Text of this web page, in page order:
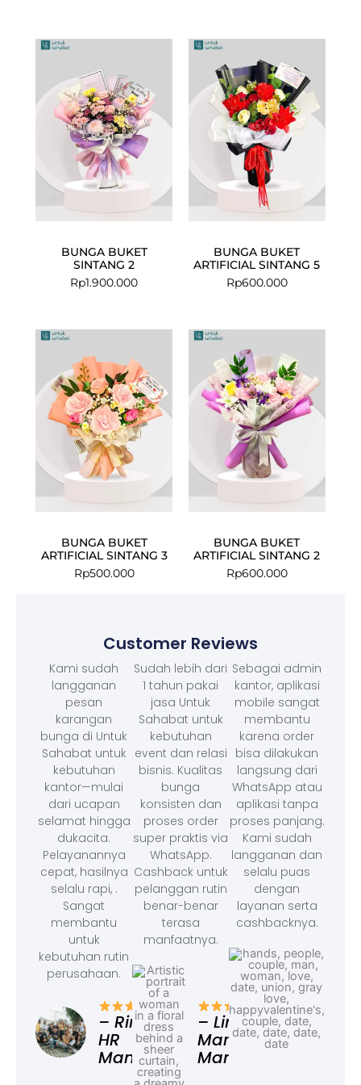
BUNGA BUKET
SINTANG 2
Rp1.900.000
BUNGA BUKET
ARTIFICIAL SINTANG 5
Rp600.000
BUNGA BUKET
ARTIFICIAL SINTANG 3
Rp500.000
BUNGA BUKET
ARTIFICIAL SINTANG 2
Rp600.000
Customer Reviews
Kami sudah
langganan
pesan
karangan
bunga di Untuk
Sahabat untuk
kebutuhan
kantor—mulai
dari ucapan
selamat hingga
dukacita.
Pelayanannya
cepat, hasilnya
selalu rapi, .
Sangat
membantu
untuk
kebutuhan rutin
perusahaan.
– Rina,
HR
Manager
Sudah lebih dari
1 tahun pakai
jasa Untuk
Sahabat untuk
kebutuhan
event dan relasi
bisnis. Kualitas
bunga
konsisten dan
proses order
super praktis via
WhatsApp.
Cashback untuk
pelanggan rutin
benar-benar
terasa
manfaatnya.
– Linda,
Marketing
Manager
Sebagai admin
kantor, aplikasi
mobile sangat
membantu
karena order
bisa dilakukan
langsung dari
WhatsApp atau
aplikasi tanpa
proses panjang.
Kami sudah
langganan dan
selalu puas
dengan
layanan serta
cashbacknya.